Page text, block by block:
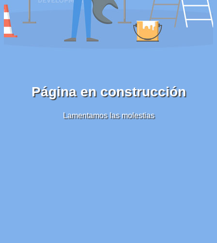
Página en construcción
Lamentamos las molestias